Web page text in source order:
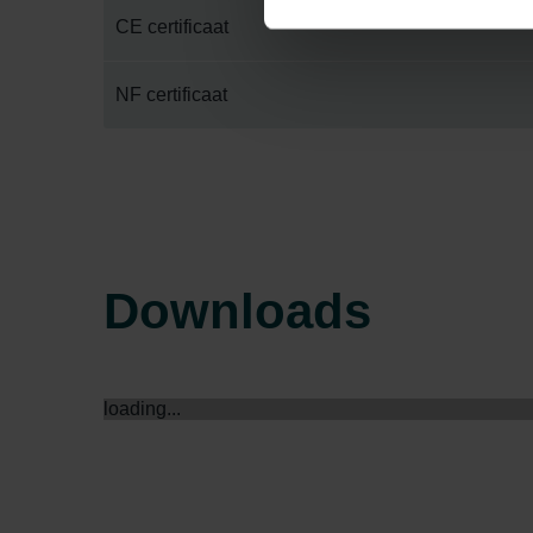
Zehnder Group Nederland bv:
CE certificaat
NF certificaat
Downloads
loading...